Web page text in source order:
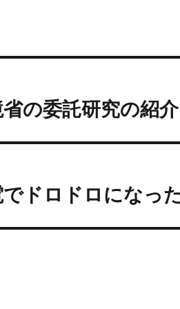
の委託研究の紹介
ドロドロになっ